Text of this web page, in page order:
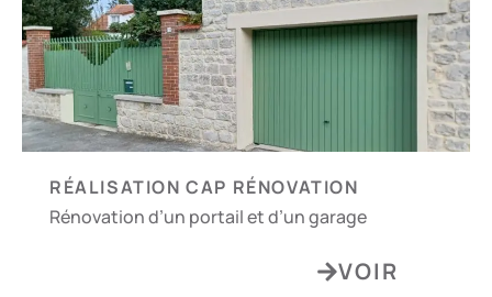
RÉALISATION CAP RÉNOVATION
Rénovation d’un portail et d’un garage
VOIR